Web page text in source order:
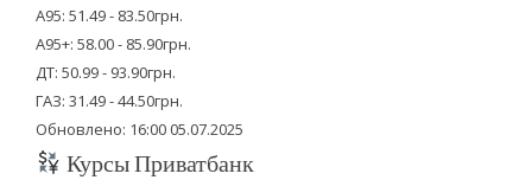
А95: 51.49 - 83.50грн.
А95+: 58.00 - 85.90грн.
ДТ: 50.99 - 93.90грн.
ГАЗ: 31.49 - 44.50грн.
Обновлено: 16:00 05.07.2025
Курсы Приватбанк